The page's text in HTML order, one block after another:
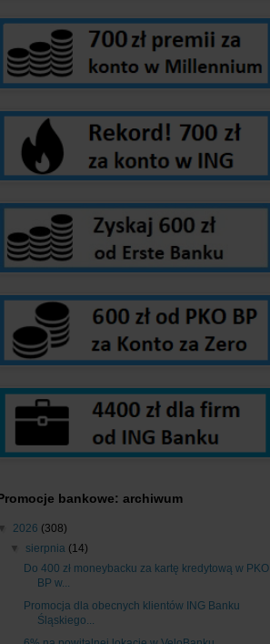
bankowe: archiwum
▼ 2026 (308)
▼ sierpnia (14)
Do 400 zł moneybacku za kartę kredytową w PKO
BP w...
Promocja dla obecnych klientów ING Banku
Śląskiego...